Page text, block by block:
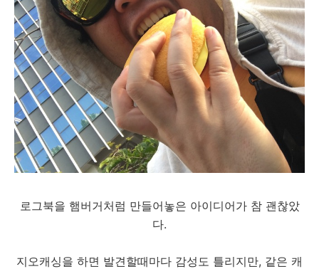
로그북을 햄버거처럼 만들어놓은 아이디어가 참 괜찮았
다.
지오캐싱을 하면 발견할때마다 감성도 틀리지만, 같은 캐